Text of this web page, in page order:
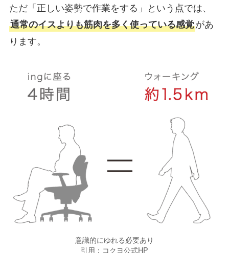
ただ「正しい姿勢で作業をする」という点では、
通常のイスよりも筋肉を多く使っている感覚があ
ります。
意識的にゆれる必要あり
引用：コクヨ公式HP